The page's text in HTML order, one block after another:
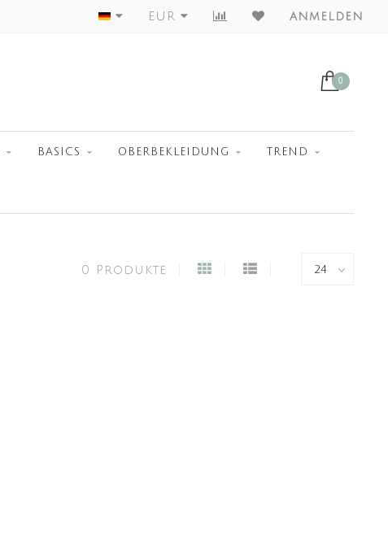
Worldwide Shipment
EUR anmelden
0
BASICS OBERBEKLEIDUNG TREND
0 Produkte